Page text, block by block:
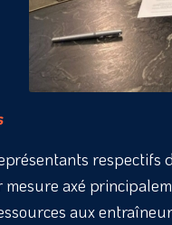
respectifs
axé
aux